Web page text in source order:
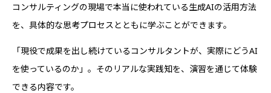
コンサルティングの現場で本当に使われている生成AIの活用方法
を、具体的な思考プロセスとともに学ぶことができます。
「現役で成果を出し続けているコンサルタントが、実際にどうAI
を使っているのか」。そのリアルな実践知を、演習を通じて体験
できる内容です。